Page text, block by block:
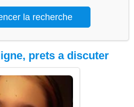
prets a discuter